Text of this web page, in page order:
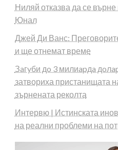
Ниляй отказва да се
Юнал
Джей Ди Ванс:
и ще отнемат време
Зaгyби дo 3 милиapдa
затвориха пристанищата
зърнената реколта
Интервю | Истинската
на реални проблеми на